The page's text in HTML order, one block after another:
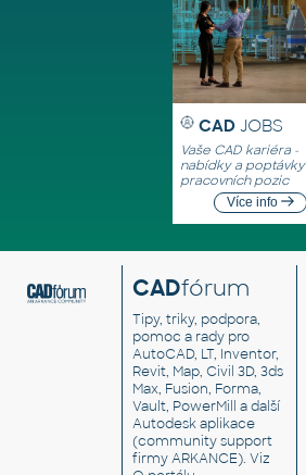
CAD JOBS
Vaše CAD kariéra -
nabídky a poptávky
pracovních pozic
Více info
CADfórum
Tipy, triky, podpora,
pomoc a rady pro
AutoCAD, LT, Inventor,
Revit, Map, Civil 3D, 3ds
Max, Fusion, Forma,
Vault, PowerMill a další
Autodesk aplikace
(community support
firmy ARKANCE). Viz